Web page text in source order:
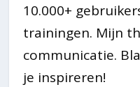
10.000+
trainingen. Mijn
communicatie.
je inspireren!